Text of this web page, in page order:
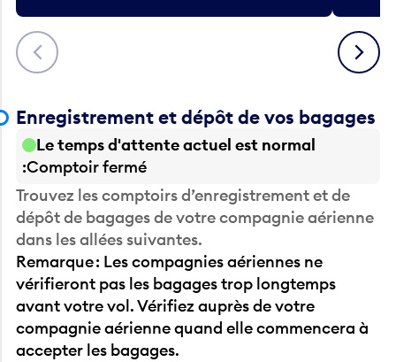
Précédent Suivant
Enregistrement et dépôt de vos bagages
Le temps d'attente actuel est normal
Comptoir fermé
Trouvez les comptoirs d’enregistrement et de
dépôt de bagages de votre compagnie aérienne
dans les allées suivantes.
Remarque : Les compagnies aériennes ne
vérifieront pas les bagages trop longtemps
avant votre vol. Vérifiez auprès de votre
compagnie aérienne quand elle commencera à
accepter les bagages.